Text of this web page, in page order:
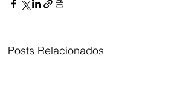
Posts Relacionados